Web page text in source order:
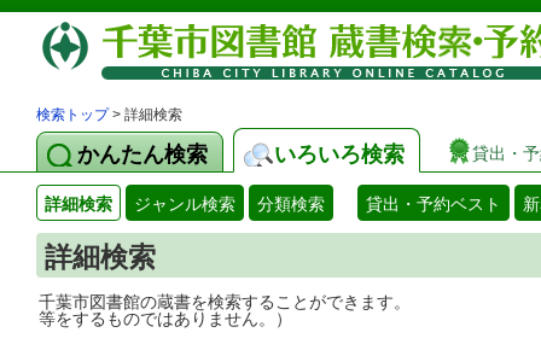
検索トップ> 詳細検索
かんたん検索 いろいろ検索 貸出・
詳細検索 ジャンル検索 分類検索 貸出・予約ベスト
詳細検索
千葉市図書館の蔵書を検索することがで
等をするものではありません。）